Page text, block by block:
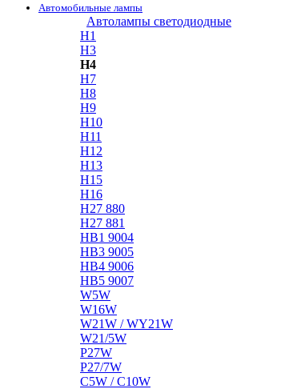
Автомобильные лампы
Автолампы светодиодные
H1
H3
H4
H7
H8
H9
H10
H11
H12
H13
H15
H16
H27 880
H27 881
HB1 9004
HB3 9005
HB4 9006
HB5 9007
W5W
W16W
W21W / WY21W
W21/5W
P27W
P27/7W
C5W / C10W